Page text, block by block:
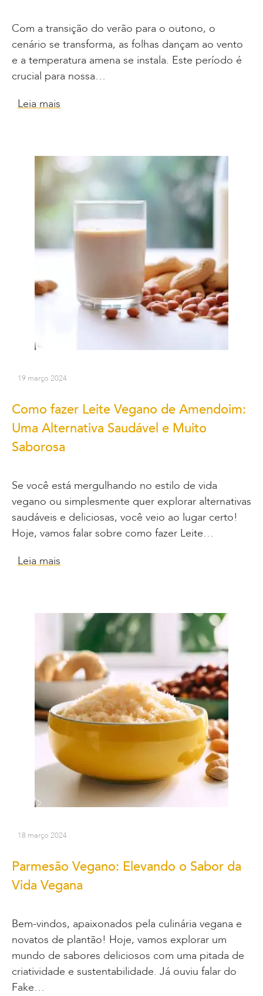
Com a transição do verão para o outono, o
cenário se transforma, as folhas dançam ao vento
e a temperatura amena se instala. Este período é
crucial para nossa…
Leia mais
19 março 2024
Como fazer Leite Vegano de Amendoim:
Uma Alternativa Saudável e Muito
Saborosa
Se você está mergulhando no estilo de vida
vegano ou simplesmente quer explorar alternativas
saudáveis e deliciosas, você veio ao lugar certo!
Hoje, vamos falar sobre como fazer Leite…
Leia mais
18 março 2024
Parmesão Vegano: Elevando o Sabor da
Vida Vegana
Bem-vindos, apaixonados pela culinária vegana e
novatos de plantão! Hoje, vamos explorar um
mundo de sabores deliciosos com uma pitada de
criatividade e sustentabilidade. Já ouviu falar do
Fake…